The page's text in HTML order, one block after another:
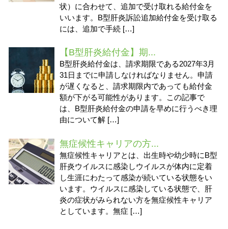
状）に合わせて、追加で受け取れる給付金を
いいます。B型肝炎訴訟追加給付金を受け取る
には、追加で手続 […]
【B型肝炎給付金】期...
B型肝炎給付金は、請求期限である2027年3月
31日までに申請しなければなりません。申請
が遅くなると、請求期限内であっても給付金
額が下がる可能性があります。この記事で
は、B型肝炎給付金の申請を早めに行うべき理
由について解 […]
無症候性キャリアの方...
無症候性キャリアとは、出生時や幼少時にB型
肝炎ウイルスに感染しウイルスが体内に定着
し生涯にわたって感染が続いている状態をい
います。ウイルスに感染している状態で、肝
炎の症状がみられない方を無症候性キャリア
としています。無症 […]